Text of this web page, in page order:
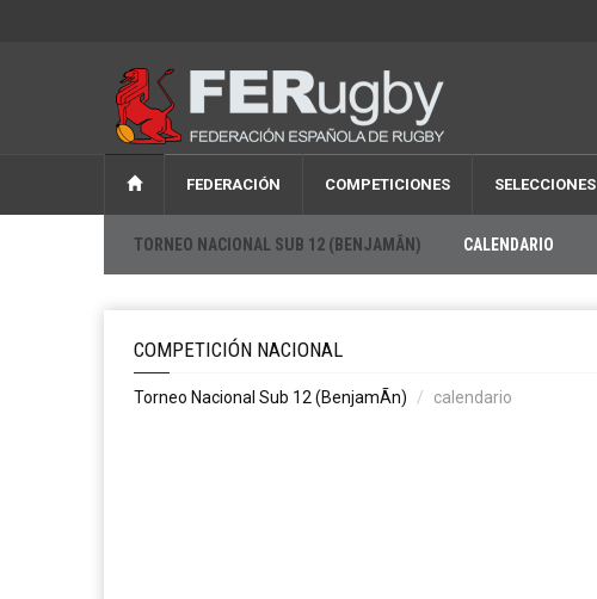
FEDERACIÓN COMPETICIONES SELECCIONES
TORNEO NACIONAL SUB 12 (BENJAMÃ­N) CALENDARIO
COMPETICIÓN NACIONAL
Torneo Nacional Sub 12 (BenjamÃ­n) calendario